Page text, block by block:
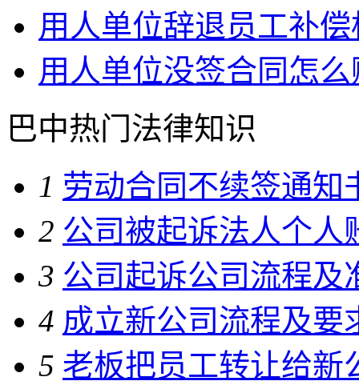
用人单位辞退员工补
用人单位没签合同怎么
巴中热门法律知识
1 劳动合同不续签通知
2 公司被起诉法人个人
3 公司起诉公司流程及
4 成立新公司流程及要
5 老板把员工转让给新